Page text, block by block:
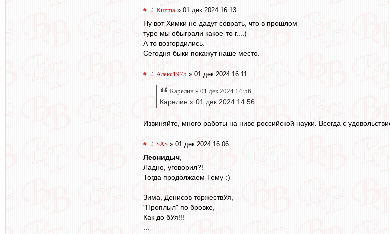
# Kuzma » 01 дек 2024 16:13
Ну вот Химки не дадут соврать, что в прошлом
туре мы обыграли какое-то г....)
А то возгордились.
Сегодня быки покажут наше место.
# Алекс1975 » 01 дек 2024 16:11
Карелин » 01 дек 2024 14:56
Карелин » 01 дек 2024 14:56
Извиняйте, много работы на ниве российской науки. Всегда с
# SAS » 01 дек 2024 16:06
Леонидыч
Ладно, уговорил?!
Тогда продолжаем Тему-:)
Зима, Денисов торжествУя,
"Проплыл" по бровке,
Как до бУя!!!